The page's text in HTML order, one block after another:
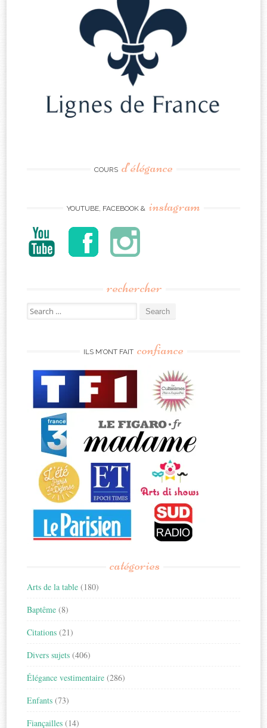
COURS d’élégance
YOUTUBE, FACEBOOK & instagram
rechercher
Search
for:
ILS M’ONT FAIT confiance
catégories
Arts de la table (180)
Baptême (8)
Citations (21)
Divers sujets (406)
Élégance vestimentaire (286)
Enfants (73)
Fiançailles (14)